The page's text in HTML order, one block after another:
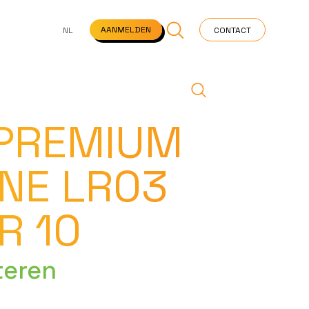
VEELGESTELDE VRAGEN STARTPAGINA NEWS
NL AANMELDEN CONTACT
LR03
10